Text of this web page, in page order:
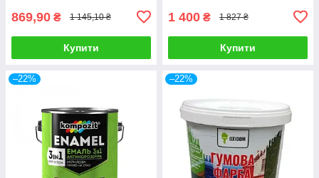
869,90 ₴ 1 145,10 ₴
Купити
1 400 ₴ 1 827 ₴
Купити
–22% –22%